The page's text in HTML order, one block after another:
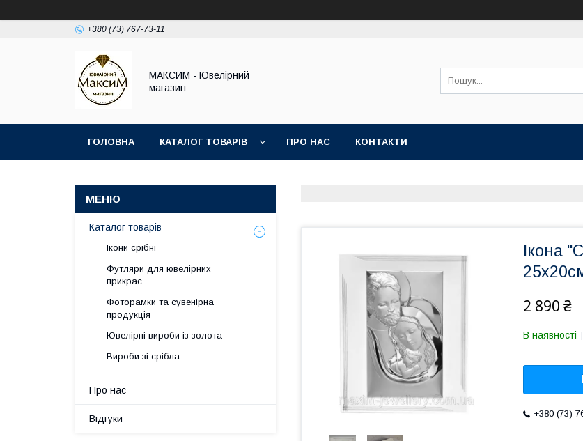
+380 (73) 767-73-11
МАКСИМ - Ювелірний
магазин
ГОЛОВНА КАТАЛОГ ТОВАРІВ ПРО НАС КОНТАКТИ
Ікона
2 890 ₴
В наявності
+380 (73)
Каталог товарів
Ікони срібні
Футляри для ювелірних
прикрас
Фоторамки та сувенірна
продукція
Ювелірні вироби із золота
Вироби зі срібла
Про нас
Відгуки